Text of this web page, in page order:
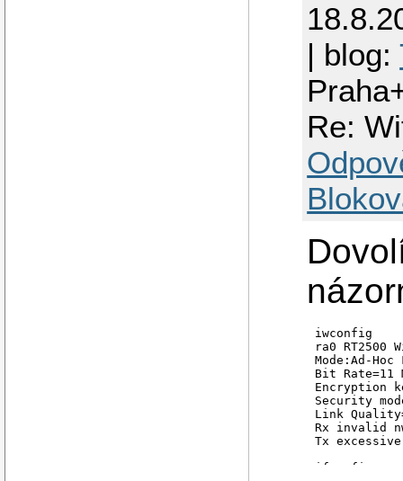
| blog:
Re:
iwconfig
ra0 RT2500
Mode:Ad-
Bit
Encryption
Security
Link
Rx invalid
Tx
ifconfig